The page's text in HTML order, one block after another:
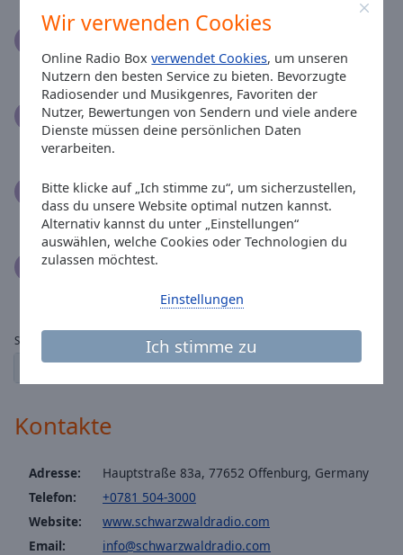
Wir verwenden Cookies
Online Radio Boxverwendet Cookies, um unseren
Nutzern den besten Service zu bieten. Bevorzugte
Radiosender und Musikgenres, Favoriten der
Nutzer, Bewertungen von Sendern und viele andere
Dienste müssen deine persönlichen Daten
verarbeiten.
Bitte klicke auf „Ich stimme zu“, um sicherzustellen,
dass du unsere Website optimal nutzen kannst.
Alternativ kannst du unter „Einstellungen“
auswählen, welche Cookies oder Technologien du
zulassen möchtest.
Ich stimme zu
Einstellungen
super Sender, höre ihn jeden Tag
Juergen Krieger 21.03.2021
Immer wieder schön zu hören
Maik Borgolte 14.08.2020
Super Sender, der stets gute Laune macht!
Beate Meerbote
Seite:
2 ← vorherige der nächste →
Kontakte
Adresse:
Hauptstraße 83a, 77652 Offenburg, Germany
Telefon:
+0781 504-3000
Website:
www.schwarzwaldradio.com
Email:
info@schwarzwaldradio.com